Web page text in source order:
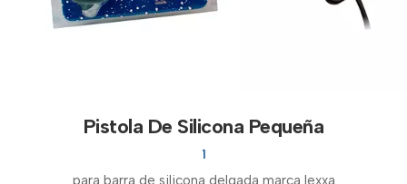
Pistola De Silicona Pequeña
1
para barra de silicona delgada marca lexxa